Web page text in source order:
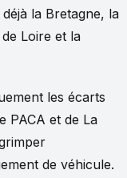
la Bretagne, la
Loire et la
les écarts
PACA et de La
de véhicule.